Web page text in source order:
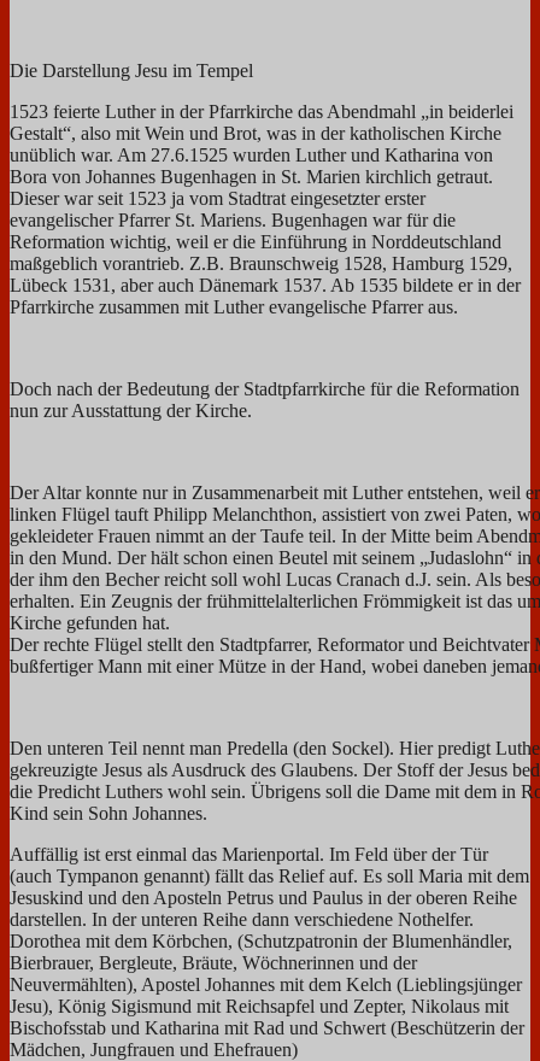
Die Darstellung Jesu im Tempel
1523 feierte Luther in der Pfarrkirche das Abendmahl „in beiderlei
Gestalt“, also mit Wein und Brot, was in der katholischen Kirche
unüblich war. Am 27.6.1525 wurden Luther und Katharina von
Bora von Johannes Bugenhagen in St. Marien kirchlich getraut.
Dieser war seit 1523 ja vom Stadtrat eingesetzter erster
evangelischer Pfarrer St. Mariens. Bugenhagen war für die
Reformation wichtig, weil er die Einführung in Norddeutschland
maßgeblich vorantrieb. Z.B. Braunschweig 1528, Hamburg 1529,
Lübeck 1531, aber auch Dänemark 1537. Ab 1535 bildete er in der
Pfarrkirche zusammen mit Luther evangelische Pfarrer aus.
Doch nach der Bedeutung der Stadtpfarrkirche für die Reformation
nun zur Ausstattung der Kirche.
Der Altar konnte nur in Zusammenarbeit mit Luther entstehen, weil
linken Flügel tauft Philipp Melanchthon, assistiert von zwei Paten,
gekleideter Frauen nimmt an der Taufe teil. In der Mitte beim
in den Mund. Der hält schon einen Beutel mit seinem „Judaslohn“
der ihm den Becher reicht soll wohl Lucas Cranach d.J. sein. Als
erhalten. Ein Zeugnis der frühmittelalterlichen Frömmigkeit ist das
Kirche gefunden hat.
Der rechte Flügel stellt den Stadtpfarrer, Reformator und
bußfertiger Mann mit einer Mütze in der Hand, wobei daneben
Den unteren Teil nennt man Predella (den Sockel). Hier predigt
gekreuzigte Jesus als Ausdruck des Glaubens. Der Stoff der Jesus
die Predicht Luthers wohl sein. Übrigens soll die Dame mit dem in
Kind sein Sohn Johannes.
Auffällig ist erst einmal das Marienportal. Im Feld über der Tür
(auch Tympanon genannt) fällt das Relief auf. Es soll Maria mit dem
Jesuskind und den Aposteln Petrus und Paulus in der oberen Reihe
darstellen. In der unteren Reihe dann verschiedene Nothelfer.
Dorothea mit dem Körbchen, (Schutzpatronin der Blumenhändler,
Bierbrauer, Bergleute, Bräute, Wöchnerinnen und der
Neuvermählten), Apostel Johannes mit dem Kelch (Lieblingsjünger
Jesu), König Sigismund mit Reichsapfel und Zepter, Nikolaus mit
Bischofsstab und Katharina mit Rad und Schwert (Beschützerin der
Mädchen, Jungfrauen und Ehefrauen)